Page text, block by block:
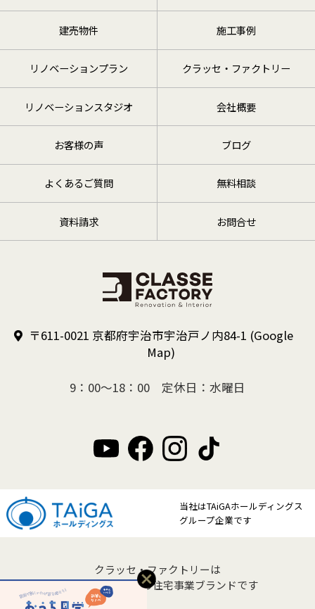
建売物件 施工事例
リノベーションプラン クラッセ・ファクトリー
リノベーションスタジオ 会社概要
お客様の声 ブログ
よくあるご質問 無料相談
資料請求 お問合せ
〒611-0021 京都府宇治市宇治戸ノ内84-1 (Google
Map)
9：00～18：00 定休日：水曜日
当社はTAiGAホールディングス
グループ企業です
クラッセ・ファクトリーは
クラッセ住宅販売の住宅事業ブランドです